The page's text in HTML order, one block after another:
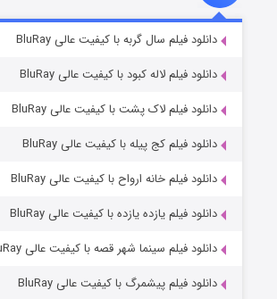
قسمت۷ (زیرنویس) منتشر شد دانلود فیلم سال گربه با کیفیت عالی BluRay
دانلود فیلم لاله کبود با کیفیت عالی BluRay
دانلود فیلم لاک پشت با کیفیت عالی BluRay
دانلود فیلم کج‌ پیله با کیفیت عالی BluRay
دانلود فیلم خانه ارواح با کیفیت عالی BluRay
دانلود فیلم یازده یازده با کیفیت عالی BluRay
دانلود فیلم سینما شهر قصه با کیفیت عالی BluRay
دانلود فیلم پیشمرگ با کیفیت عالی BluRay